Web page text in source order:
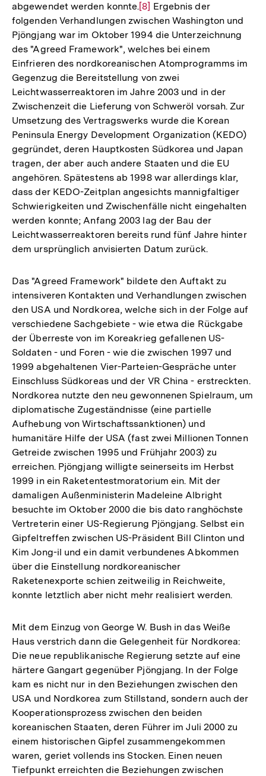
abgewendet werden konnte.Zur
Auflösung
der
Fußnote
[8] Ergebnis der
folgenden Verhandlungen zwischen Washington und
Pjöngjang war im Oktober 1994 die Unterzeichnung
des "Agreed Framework", welches bei einem
Einfrieren des nordkoreanischen Atomprogramms im
Gegenzug die Bereitstellung von zwei
Leichtwasserreaktoren im Jahre 2003 und in der
Zwischenzeit die Lieferung von Schweröl vorsah. Zur
Umsetzung des Vertragswerks wurde die Korean
Peninsula Energy Development Organization (KEDO)
gegründet, deren Hauptkosten Südkorea und Japan
tragen, der aber auch andere Staaten und die EU
angehören. Spätestens ab 1998 war allerdings klar,
dass der KEDO-Zeitplan angesichts mannigfaltiger
Schwierigkeiten und Zwischenfälle nicht eingehalten
werden konnte; Anfang 2003 lag der Bau der
Leichtwasserreaktoren bereits rund fünf Jahre hinter
dem ursprünglich anvisierten Datum zurück.
Das "Agreed Framework" bildete den Auftakt zu
intensiveren Kontakten und Verhandlungen zwischen
den USA und Nordkorea, welche sich in der Folge auf
verschiedene Sachgebiete - wie etwa die Rückgabe
der Überreste von im Koreakrieg gefallenen US-
Soldaten - und Foren - wie die zwischen 1997 und
1999 abgehaltenen Vier-Parteien-Gespräche unter
Einschluss Südkoreas und der VR China - erstreckten.
Nordkorea nutzte den neu gewonnenen Spielraum, um
diplomatische Zugeständnisse (eine partielle
Aufhebung von Wirtschaftssanktionen) und
humanitäre Hilfe der USA (fast zwei Millionen Tonnen
Getreide zwischen 1995 und Frühjahr 2003) zu
erreichen. Pjöngjang willigte seinerseits im Herbst
1999 in ein Raketentestmoratorium ein. Mit der
damaligen Außenministerin Madeleine Albright
besuchte im Oktober 2000 die bis dato ranghöchste
Vertreterin einer US-Regierung Pjöngjang. Selbst ein
Gipfeltreffen zwischen US-Präsident Bill Clinton und
Kim Jong-il und ein damit verbundenes Abkommen
über die Einstellung nordkoreanischer
Raketenexporte schien zeitweilig in Reichweite,
konnte letztlich aber nicht mehr realisiert werden.
Mit dem Einzug von George W. Bush in das Weiße
Haus verstrich dann die Gelegenheit für Nordkorea:
Die neue republikanische Regierung setzte auf eine
härtere Gangart gegenüber Pjöngjang. In der Folge
kam es nicht nur in den Beziehungen zwischen den
USA und Nordkorea zum Stillstand, sondern auch der
Kooperationsprozess zwischen den beiden
koreanischen Staaten, deren Führer im Juli 2000 zu
einem historischen Gipfel zusammengekommen
waren, geriet vollends ins Stocken. Einen neuen
Tiefpunkt erreichten die Beziehungen zwischen